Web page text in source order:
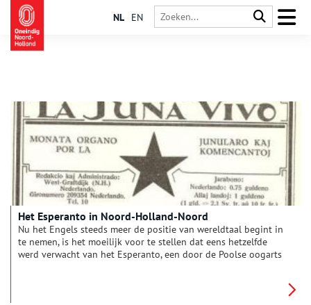
NL EN
Het Esperanto in Noord-Holland-Noord
Nu het Engels steeds meer de positie van wereldtaal begint in
te nemen, is het moeilijk voor te stellen dat eens hetzelfde
werd verwacht van het Esperanto, een door de Poolse oogarts